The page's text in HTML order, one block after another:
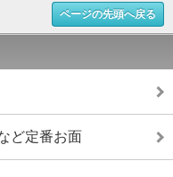
ページの先頭へ戻る
ど定番お面